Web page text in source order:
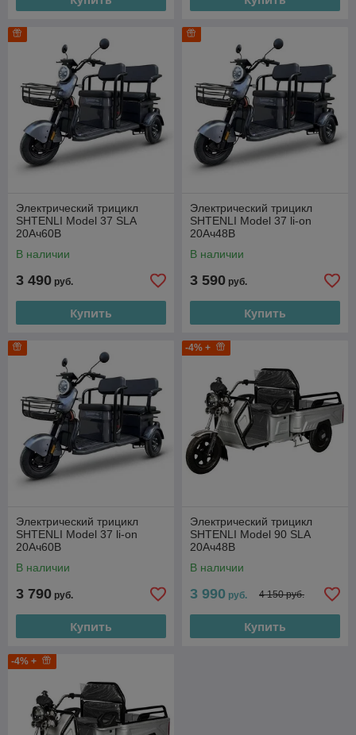
Электрический трицикл
SHTENLI Model 37 SLA
20Ач60В
В наличии
3 490 руб.
Купить
Электрический трицикл
SHTENLI Model 37 li-on
20Ач48В
В наличии
3 590 руб.
Купить
Электрический трицикл
SHTENLI Model 37 li-on
20Ач60В
В наличии
3 790 руб.
Купить
-4% +
Электрический трицикл
SHTENLI Model 90 SLA
20Ач48В
В наличии
3 990 руб. 4 150 руб.
Купить
-4% +